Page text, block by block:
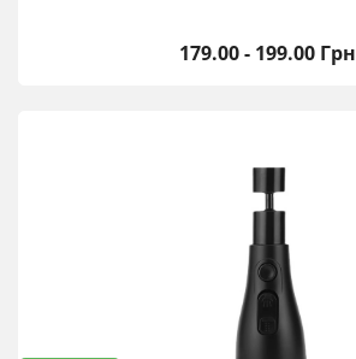
179.00 - 199.00 Грн